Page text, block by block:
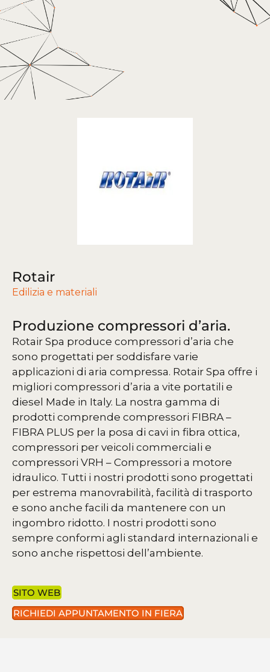
Rotair
Edilizia e materiali
Produzione compressori d’aria.
Rotair Spa produce compressori d’aria che
sono progettati per soddisfare varie
applicazioni di aria compressa. Rotair Spa offre i
migliori compressori d’aria a vite portatili e
diesel Made in Italy. La nostra gamma di
prodotti comprende compressori FIBRA –
FIBRA PLUS per la posa di cavi in fibra ottica,
compressori per veicoli commerciali e
compressori VRH – Compressori a motore
idraulico. Tutti i nostri prodotti sono progettati
per estrema manovrabilità, facilità di trasporto
e sono anche facili da mantenere con un
ingombro ridotto. I nostri prodotti sono
sempre conformi agli standard internazionali e
sono anche rispettosi dell’ambiente.
SITO WEB
RICHIEDI APPUNTAMENTO IN FIERA